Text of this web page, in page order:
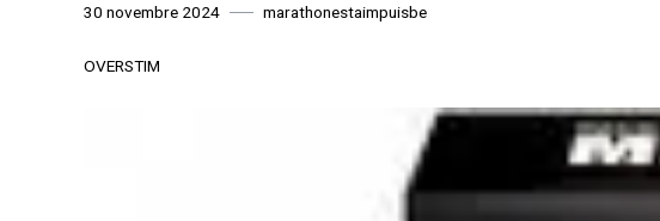
30 novembre 2024 marathonestaimpuisbe
OVERSTIM